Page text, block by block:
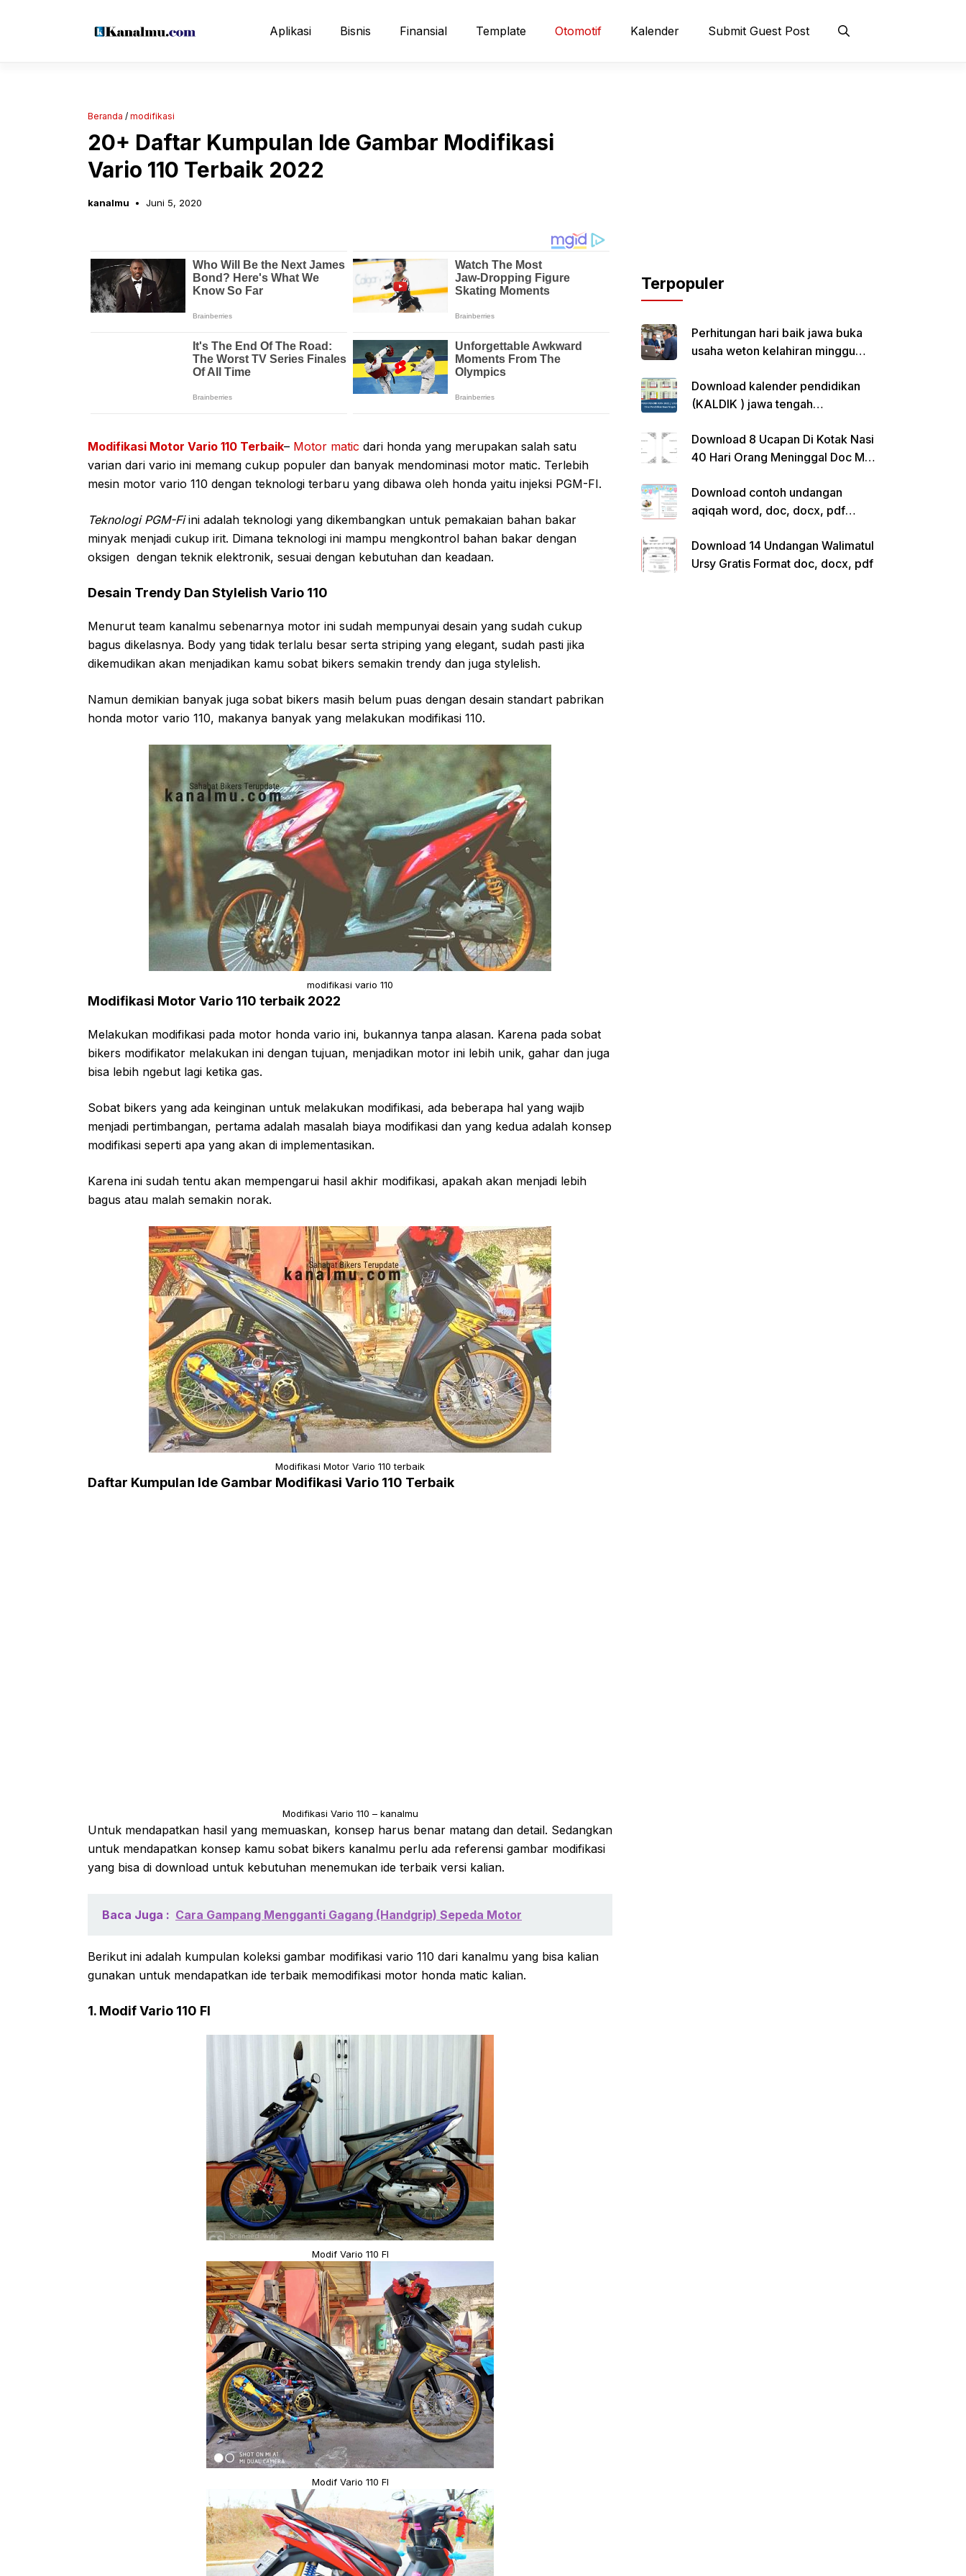
Aplikasi Bisnis Finansial Template Otomotif Kalender Submit Guest Post
Beranda / modifikasi
20+ Daftar Kumpulan Ide Gambar Modifikasi
Vario 110 Terbaik 2022
kanalmu Juni 5, 2020
Modifikasi Motor Vario 110 Terbaik– Motor matic dari honda yang merupakan salah satu
varian dari vario ini memang cukup populer dan banyak mendominasi motor matic. Terlebih
mesin motor vario 110 dengan teknologi terbaru yang dibawa oleh honda yaitu injeksi PGM-FI.
Teknologi PGM-Fiini adalah teknologi yang dikembangkan untuk pemakaian bahan bakar
minyak menjadi cukup irit. Dimana teknologi ini mampu mengkontrol bahan bakar dengan
oksigen dengan teknik elektronik, sesuai dengan kebutuhan dan keadaan.
Desain Trendy Dan Stylelish Vario 110
Menurut team kanalmu sebenarnya motor ini sudah mempunyai desain yang sudah cukup
bagus dikelasnya. Body yang tidak terlalu besar serta striping yang elegant, sudah pasti jika
dikemudikan akan menjadikan kamu sobat bikers semakin trendy dan juga stylelish.
Namun demikian banyak juga sobat bikers masih belum puas dengan desain standart pabrikan
honda motor vario 110, makanya banyak yang melakukan modifikasi 110.
modifikasi vario 110
Modifikasi Motor Vario 110 terbaik 2022
Melakukan modifikasi pada motor honda vario ini, bukannya tanpa alasan. Karena pada sobat
bikers modifikator melakukan ini dengan tujuan, menjadikan motor ini lebih unik, gahar dan juga
bisa lebih ngebut lagi ketika gas.
Sobat bikers yang ada keinginan untuk melakukan modifikasi, ada beberapa hal yang wajib
menjadi pertimbangan, pertama adalah masalah biaya modifikasi dan yang kedua adalah konsep
modifikasi seperti apa yang akan di implementasikan.
Karena ini sudah tentu akan mempengarui hasil akhir modifikasi, apakah akan menjadi lebih
bagus atau malah semakin norak.
Modifikasi Motor Vario 110 terbaik
Daftar Kumpulan Ide Gambar Modifikasi Vario 110 Terbaik
Modifikasi Vario 110 – kanalmu
Untuk mendapatkan hasil yang memuaskan, konsep harus benar matang dan detail. Sedangkan
untuk mendapatkan konsep kamu sobat bikers kanalmu perlu ada referensi gambar modifikasi
yang bisa di download untuk kebutuhan menemukan ide terbaik versi kalian.
Baca Juga : Cara Gampang Mengganti Gagang (Handgrip) Sepeda Motor
Berikut ini adalah kumpulan koleksi gambar modifikasi vario 110 dari kanalmu yang bisa kalian
gunakan untuk mendapatkan ide terbaik memodifikasi motor honda matic kalian.
1. Modif Vario 110 FI
Modif Vario 110 FI
Modif Vario 110 FI
Terpopuler
Perhitungan hari baik jawa buka
usaha weton kelahiran minggu
Download kalender pendidikan
(KALDIK ) jawa tengah
Download 8 Ucapan Di Kotak Nasi
40 Hari Orang Meninggal Doc Ms.
Download contoh undangan
aqiqah word, doc, docx, pdf
Download 14 Undangan Walimatul
Ursy Gratis Format doc, docx, pdf